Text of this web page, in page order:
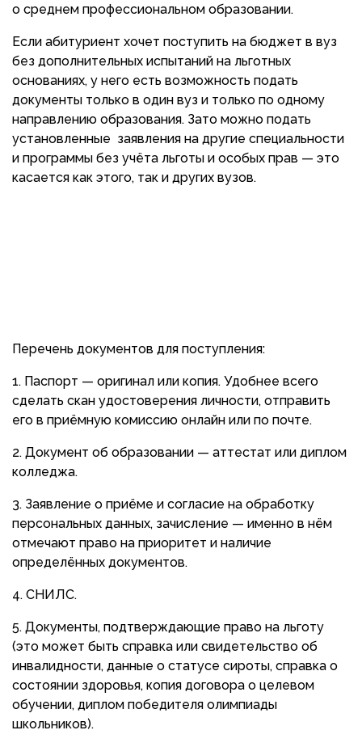
о среднем профессиональном образовании.
Если абитуриент хочет поступить на бюджет в вуз
без дополнительных испытаний на льготных
основаниях, у него есть возможность подать
документы только в один вуз и только по одному
направлению образования. Зато можно подать
установленные заявления на другие специальности
и программы без учёта льготы и особых прав — это
касается как этого, так и других вузов.
Перечень документов для поступления:
Паспорт — оригинал или копия. Удобнее всего
сделать скан удостоверения личности, отправить
его в приёмную комиссию онлайн или по почте.
Документ об образовании — аттестат или диплом
колледжа.
Заявление о приёме и согласие на обработку
персональных данных, зачисление — именно в нём
отмечают право на приоритет и наличие
определённых документов.
СНИЛС.
Документы, подтверждающие право на льготу
(это может быть справка или свидетельство об
инвалидности, данные о статусе сироты, справка о
состоянии здоровья, копия договора о целевом
обучении, диплом победителя олимпиады
школьников).